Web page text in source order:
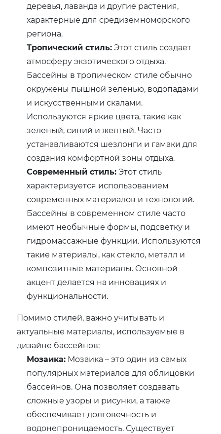
деревья, лаванда и другие растения,
характерные для средиземноморского
региона.
Тропический стиль:Этот стиль создает
атмосферу экзотического отдыха.
Бассейны в тропическом стиле обычно
окружены пышной зеленью, водопадами
и искусственными скалами.
Используются яркие цвета, такие как
зеленый, синий и желтый. Часто
устанавливаются шезлонги и гамаки для
создания комфортной зоны отдыха.
Современный стиль:Этот стиль
характеризуется использованием
современных материалов и технологий.
Бассейны в современном стиле часто
имеют необычные формы, подсветку и
гидромассажные функции. Используются
такие материалы, как стекло, металл и
композитные материалы. Основной
акцент делается на инновациях и
функциональности.
Помимо стилей, важно учитывать и
актуальные материалы, используемые в
дизайне бассейнов:
Мозаика: Мозаика – это один из самых
популярных материалов для облицовки
бассейнов. Она позволяет создавать
сложные узоры и рисунки, а также
обеспечивает долговечность и
водонепроницаемость. Существует